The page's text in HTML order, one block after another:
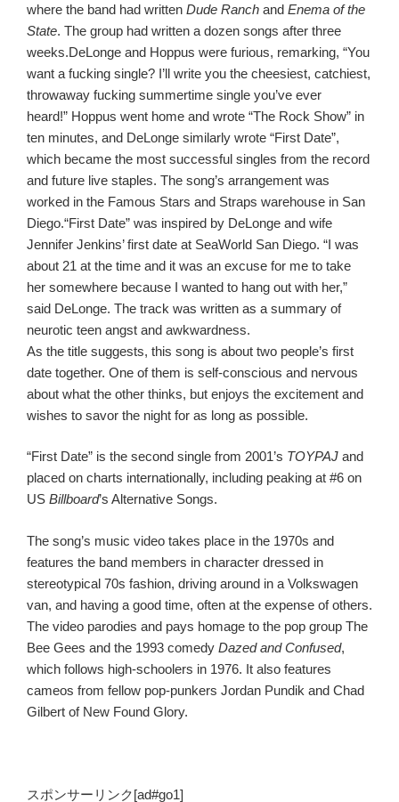
where the band had written Dude Ranch and Enema of the
State. The group had written a dozen songs after three
weeks.DeLonge and Hoppus were furious, remarking, “You
want a fucking single? I’ll write you the cheesiest, catchiest,
throwaway fucking summertime single you’ve ever
heard!” Hoppus went home and wrote “The Rock Show” in
ten minutes, and DeLonge similarly wrote “First Date”,
which became the most successful singles from the record
and future live staples. The song’s arrangement was
worked in the Famous Stars and Straps warehouse in San
Diego.“First Date” was inspired by DeLonge and wife
Jennifer Jenkins’ first date at SeaWorld San Diego. “I was
about 21 at the time and it was an excuse for me to take
her somewhere because I wanted to hang out with her,”
said DeLonge. The track was written as a summary of
neurotic teen angst and awkwardness.
As the title suggests, this song is about two people’s first
date together. One of them is self-conscious and nervous
about what the other thinks, but enjoys the excitement and
wishes to savor the night for as long as possible.
“First Date” is the second single from 2001’s TOYPAJ and
placed on charts internationally, including peaking at #6 on
US Billboard’s Alternative Songs.
The song’s music video takes place in the 1970s and
features the band members in character dressed in
stereotypical 70s fashion, driving around in a Volkswagen
van, and having a good time, often at the expense of others.
The video parodies and pays homage to the pop group The
Bee Gees and the 1993 comedy Dazed and Confused,
which follows high-schoolers in 1976. It also features
cameos from fellow pop-punkers Jordan Pundik and Chad
Gilbert of New Found Glory.
スポンサーリンク[ad#go1]